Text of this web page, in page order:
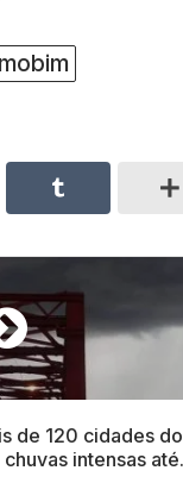
de 120 cidades do
intensas até